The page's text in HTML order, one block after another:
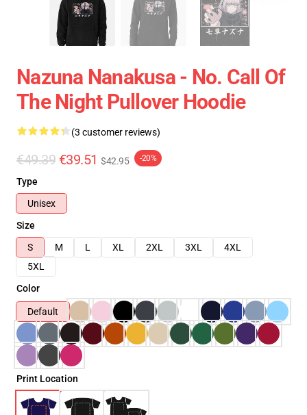
Nazuna Nanakusa - No. Call Of
The Night Pullover Hoodie
(3 customer reviews)
€49.39 €39.51 $42.95 -20%
Type
Unisex
Size
S
M L XL 2XL 3XL
4XL
5XL
Color
Default
Print Location